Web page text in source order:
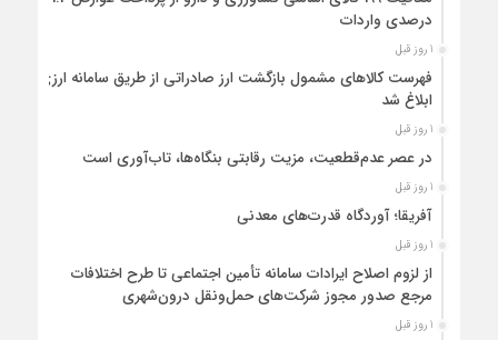
درصدی واردات
1 روز قبل
فهرست کالاهای مشمول بازگشت ارز صادراتی از طریق سامانه ارزی
ابلاغ شد
1 روز قبل
در عصر عدم‌قطعیت، مزیت رقابتی بنگاه‌ها، تاب‌آوری است
1 روز قبل
آفریقا؛ آوردگاه قدرت‌های معدنی
1 روز قبل
از لزوم اصلاح ایرادات سامانه تأمین اجتماعی تا طرح اختلافات
مرجع صدور مجوز شرکت‌های حمل‌ونقل درون‌شهری
1 روز قبل